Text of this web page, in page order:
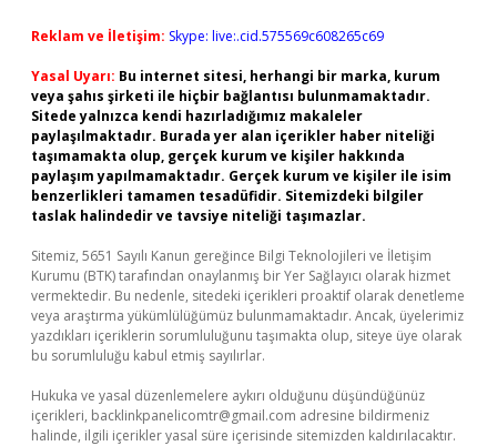
Reklam ve İletişim: Skype: live:.cid.575569c608265c69
Yasal Uyarı: Bu internet sitesi, herhangi bir marka, kurum
veya şahıs şirketi ile hiçbir bağlantısı bulunmamaktadır.
Sitede yalnızca kendi hazırladığımız makaleler
paylaşılmaktadır. Burada yer alan içerikler haber niteliği
taşımamakta olup, gerçek kurum ve kişiler hakkında
paylaşım yapılmamaktadır. Gerçek kurum ve kişiler ile isim
benzerlikleri tamamen tesadüfidir. Sitemizdeki bilgiler
taslak halindedir ve tavsiye niteliği taşımazlar.
Sitemiz, 5651 Sayılı Kanun gereğince Bilgi Teknolojileri ve İletişim
Kurumu (BTK) tarafından onaylanmış bir Yer Sağlayıcı olarak hizmet
vermektedir. Bu nedenle, sitedeki içerikleri proaktif olarak denetleme
veya araştırma yükümlülüğümüz bulunmamaktadır. Ancak, üyelerimiz
yazdıkları içeriklerin sorumluluğunu taşımakta olup, siteye üye olarak
bu sorumluluğu kabul etmiş sayılırlar.
Hukuka ve yasal düzenlemelere aykırı olduğunu düşündüğünüz
içerikleri, backlinkpanelicomtr@gmail.com adresine bildirmeniz
halinde, ilgili içerikler yasal süre içerisinde sitemizden kaldırılacaktır.